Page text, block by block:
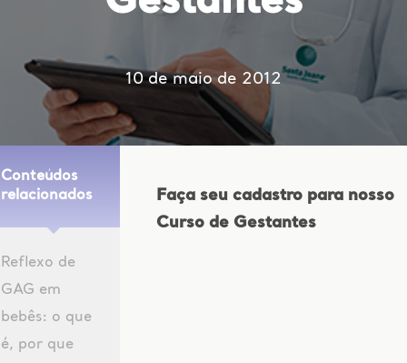
10 de maio de 2012
Conteúdos
relacionados
Reflexo de
GAG em
bebês: o que
é, por que
Faça seu cadastro para nosso
Curso de Gestantes